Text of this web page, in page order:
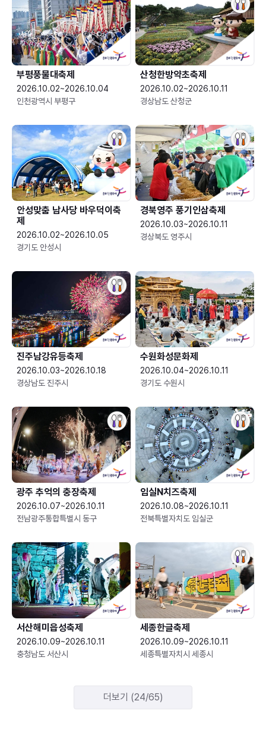
부평풍물대축제
2026.10.02~2026.10.04
인천광역시 부평구
산청한방약초축제
2026.10.02~2026.10.11
경상남도 산청군
안성맞춤 남사당 바우덕이축
제
2026.10.02~2026.10.05
경기도 안성시
경북영주 풍기인삼축제
2026.10.03~2026.10.11
경상북도 영주시
진주남강유등축제
2026.10.03~2026.10.18
경상남도 진주시
수원화성문화제
2026.10.04~2026.10.11
경기도 수원시
광주 추억의 충장축제
2026.10.07~2026.10.11
전남광주통합특별시 동구
임실N치즈축제
2026.10.08~2026.10.11
전북특별자치도 임실군
서산해미읍성축제
2026.10.09~2026.10.11
충청남도 서산시
세종한글축제
2026.10.09~2026.10.11
세종특별자치시 세종시
더보기 (24/65)